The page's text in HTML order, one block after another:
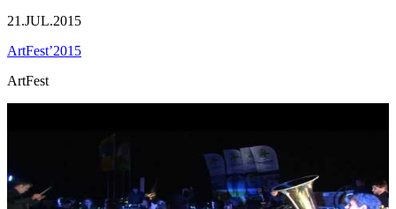
21.JUL.2015
ArtFest’2015
ArtFest